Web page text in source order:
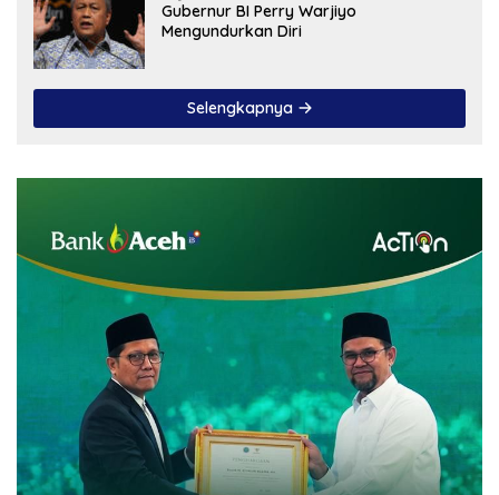
Gubernur BI Perry Warjiyo
Mengundurkan Diri
Selengkapnya